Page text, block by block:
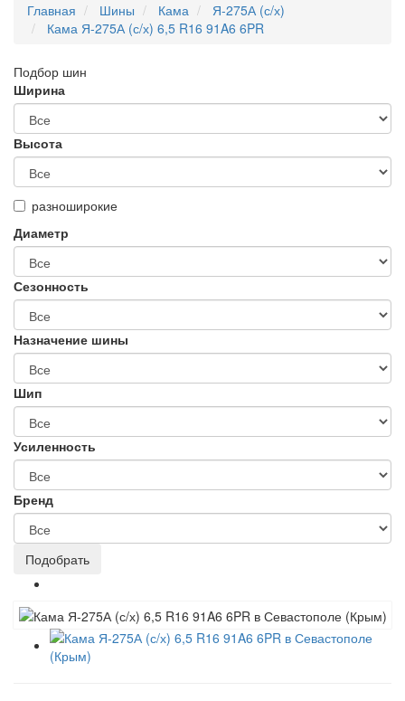
Главная
Шины Кама
Я-275А (с/х)
Кама Я-275А (с/х) 6,5 R16 91A6 6PR
Подбор шин
Ширина
Высота
разноширокие
Диаметр
Сезонность
Назначение шины
Шип
Усиленность
Бренд